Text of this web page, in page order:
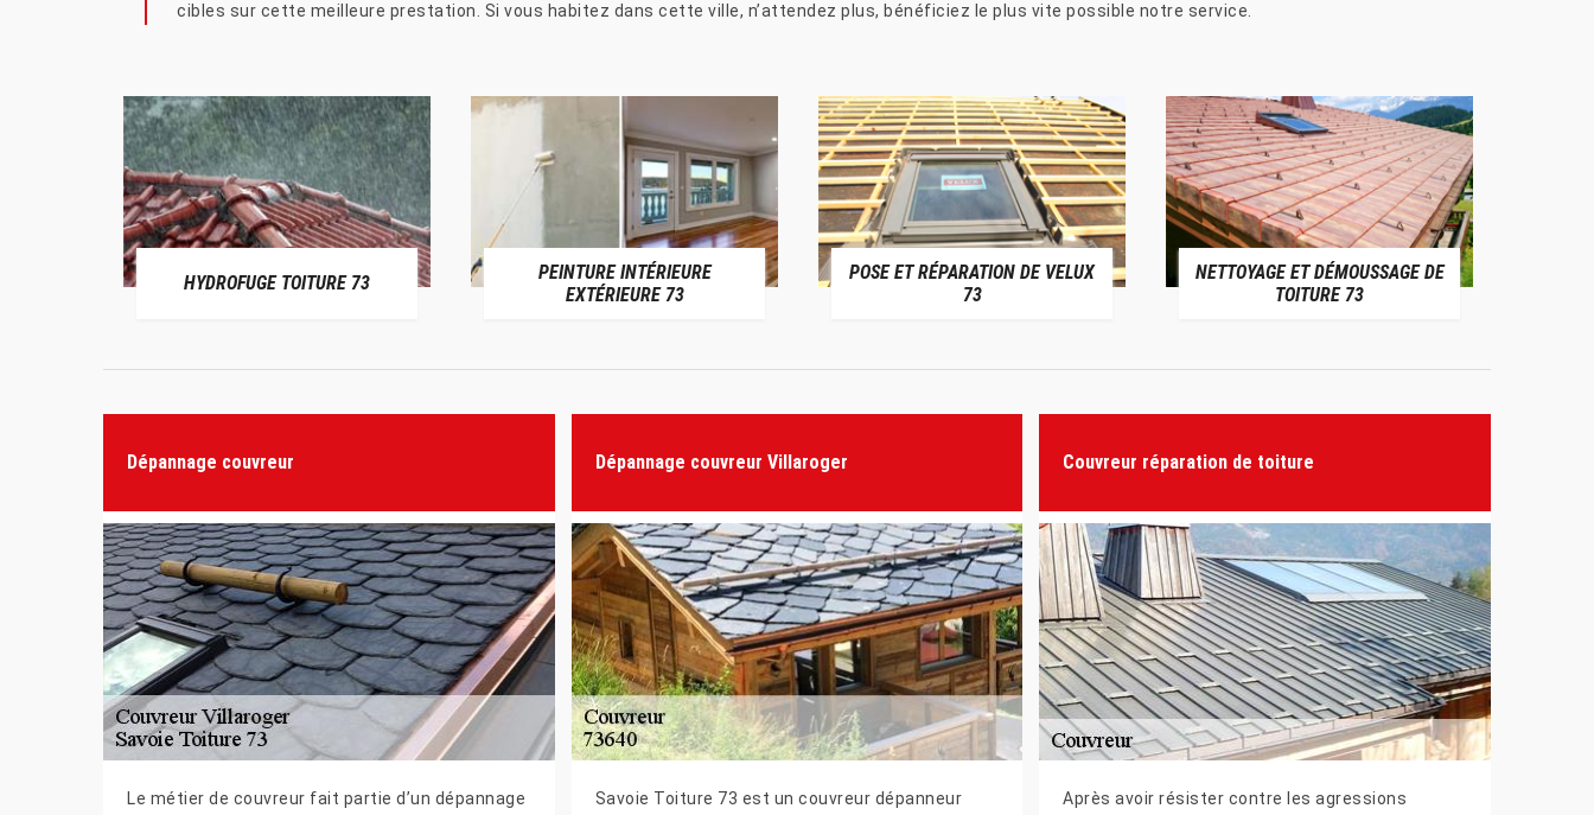
cibles sur cette meilleure prestation. Si vous habitez dans cette ville, n’attendez plus, bénéficiez le plus vite possible notre service.
HYDROFUGE TOITURE 73
PEINTURE INTÉRIEURE
EXTÉRIEURE 73
POSE ET RÉPARATION DE VELUX
73
NETTOYAGE ET DÉMOUSSAGE DE
TOITURE 73
Dépannage couvreur
Le métier de couvreur fait partie d’un dépannage
Dépannage couvreur Villaroger
Savoie Toiture 73 est un couvreur dépanneur
Couvreur réparation de toiture
Après avoir résister contre les agressions